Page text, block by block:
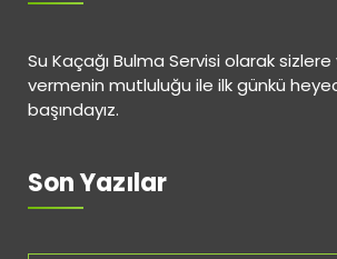
Su Kaçağı Bulma Servisi olarak sizlere
vermenin mutluluğu ile ilk günkü
başındayız.
Son Yazılar